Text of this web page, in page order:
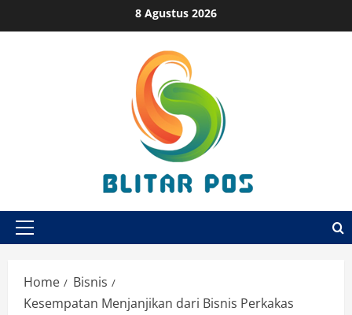
to
8 Agustus 2026
Primary
Home
Bisnis
Kesempatan Menjanjikan dari Bisnis Perkakas